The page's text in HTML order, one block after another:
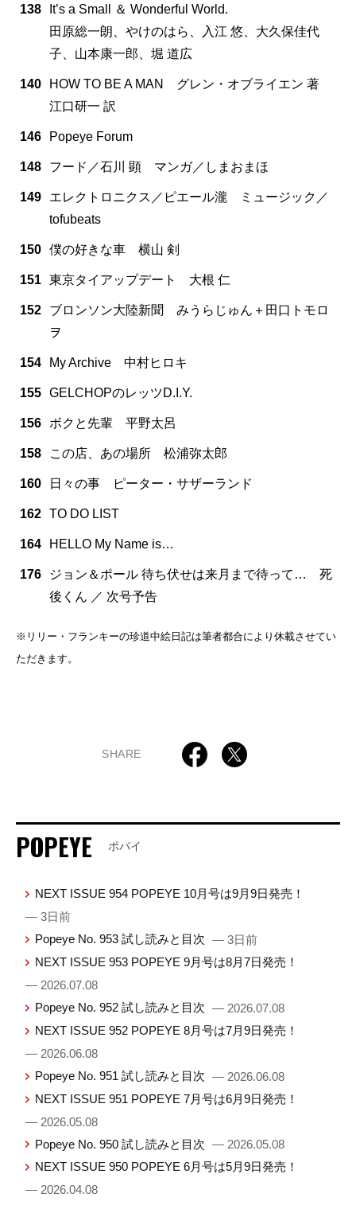
138
It’s a Small ＆ Wonderful World.
田原総一朗、やけのはら、入江 悠、大久保佳代
子、山本康一郎、堀 道広
140
HOW TO BE A MAN グレン・オブライエン 著
江口研一 訳
146 Popeye Forum
148 フード／石川 顕 マンガ／しまおまほ
149
エレクトロニクス／ピエール瀧 ミュージック／
tofubeats
150 僕の好きな車 横山 剣
151 東京タイアップデート 大根 仁
152
ブロンソン大陸新聞 みうらじゅん＋田口トモロ
ヲ
154 My Archive 中村ヒロキ
155 GELCHOPのレッツD.I.Y.
156 ボクと先輩 平野太呂
158 この店、あの場所 松浦弥太郎
160 日々の事 ピーター・サザーランド
162 TO DO LIST
164 HELLO My Name is…
176
ジョン＆ポール 待ち伏せは来月まで待って… 死
後くん ／ 次号予告
※リリー・フランキーの珍道中絵日記は筆者都合により休載させてい
ただきます。
SHARE
POPEYE ポパイ
NEXT ISSUE 954 POPEYE 10月号は9月9日発売！
— 3日前
Popeye No. 953 試し読みと目次 — 3日前
NEXT ISSUE 953 POPEYE 9月号は8月7日発売！
— 2026.07.08
Popeye No. 952 試し読みと目次 — 2026.07.08
NEXT ISSUE 952 POPEYE 8月号は7月9日発売！
— 2026.06.08
Popeye No. 951 試し読みと目次 — 2026.06.08
NEXT ISSUE 951 POPEYE 7月号は6月9日発売！
— 2026.05.08
Popeye No. 950 試し読みと目次 — 2026.05.08
NEXT ISSUE 950 POPEYE 6月号は5月9日発売！
— 2026.04.08